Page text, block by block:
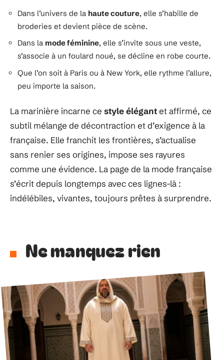
Dans l’univers de la haute couture, elle s’habille de
broderies et devient pièce de scène.
Dans la mode féminine, elle s’invite sous une veste,
s’associe à un foulard noué, se décline en robe courte.
Que l’on soit à Paris ou à New York, elle rythme l’allure,
peu importe la saison.
La marinière incarne ce style élégantet affirmé, ce
subtil mélange de décontraction et d’exigence à la
française. Elle franchit les frontières, s’actualise
sans renier ses origines, impose ses rayures
comme une évidence. La page de la mode française
s’écrit depuis longtemps avec ces lignes-là :
indélébiles, vivantes, toujours prêtes à surprendre.
Ne manquez rien